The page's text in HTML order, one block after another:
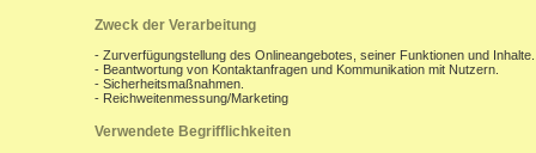
Zweck der Verarbeitung
- Zurverfügungstellung des Onlineangebotes, seiner Funktionen und Inhalte.
- Beantwortung von Kontaktanfragen und Kommunikation mit Nutzern.
- Sicherheitsmaßnahmen.
- Reichweitenmessung/Marketing
Verwendete Begrifflichkeiten